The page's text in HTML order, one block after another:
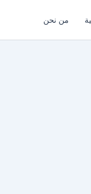
من نحن